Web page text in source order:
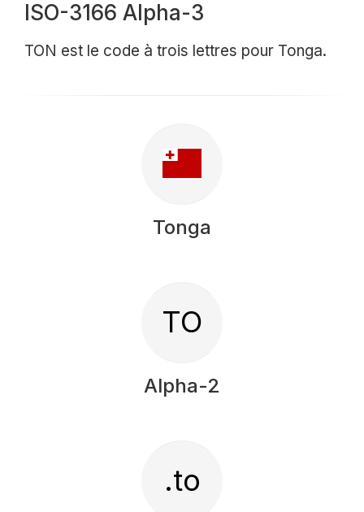
ISO-3166 Alpha-3
TON est le code à trois lettres pour Tonga.
Tonga
TO
Alpha-2
.to